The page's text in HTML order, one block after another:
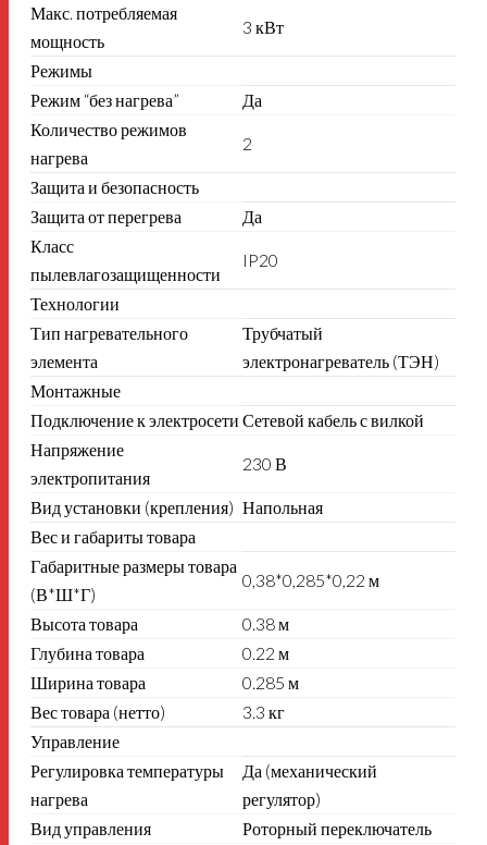
Макс. потребляемая
мощность
3 кВт
Режимы
Режим “без нагрева”
Да
Количество режимов
нагрева
2
Защита и безопасность
Защита от перегрева
Да
Класс
пылевлагозащищенности
IP20
Технологии
Тип нагревательного
элемента
Трубчатый
электронагреватель (ТЭН)
Монтажные
Подключение к электросети Сетевой кабель с вилкой
Напряжение
электропитания
230 В
Вид установки (крепления) Напольная
Вес и габариты товара
Габаритные размеры товара
(В*Ш*Г)
0,38*0,285*0,22 м
Высота товара
0.38 м
Глубина товара
0.22 м
Ширина товара
0.285 м
Вес товара (нетто)
3.3 кг
Управление
Регулировка температуры
нагрева
Да (механический
регулятор)
Вид управления
Роторный переключатель